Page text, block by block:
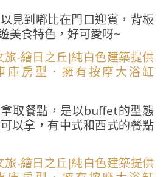
見到嘟比在門口迎賓，背板
美食特色，好可愛呀~
取餐點，是以buffet的型態
以拿，有中式和西式的餐點